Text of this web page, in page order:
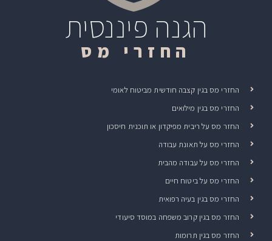
הגנה פיננסית
החזרי מס
החזרי מס בגין קצבה חודשית מביטוח לאומי
החזרי מס בגין מילואים
החזר מס על ריבית מפיקדון או תוכנית חיסכון
החזרי מס על תאונת עבודה
החזרי מס על עבודה מהבית
החזרי מס על ביטוח חיים
החזרי מס בגין בעיה רפואית
החזר מס בגין קרוב משפחה במוסד סיעודי
החזר מס בגין תרומות